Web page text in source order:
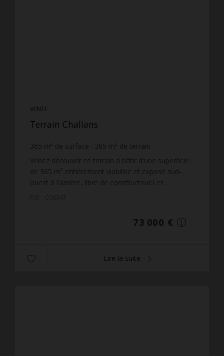
VENTE
Terrain Challans
365 m² de surface 365 m² de terrain
200 €
Venez découvrir ce terrain à bâtir d'une superficie
de 365 m² entièrement viabilisé et exposé sud-
ouest à l'arrière, libre de constructeur.Les
73 000 €
Lire la suite